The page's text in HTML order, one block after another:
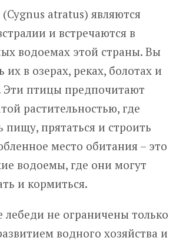
atratus) являются
и встречаются в
водоемах этой страны. Вы
в озерах, реках, болотах и
Эти птицы предпочитают
растительностью, где
пищу, прятаться и строить
место обитания – это
водоемы, где они могут
и кормиться.
лебеди не ограничены только
водного хозяйства и